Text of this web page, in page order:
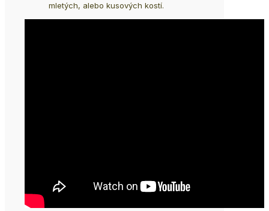
mletých, alebo kusových kostí.